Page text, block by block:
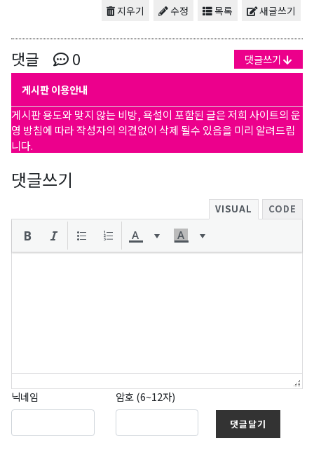
새글쓰기
목록
수정
지우기
댓글 0 댓글쓰기
게시판 이용안내
게시판 용도와 맞지 않는 비방, 욕설이 포함된 글은 저희 사이트의 운
영 방침에 따라 작성자의 의견없이 삭제 될수 있음을 미리 알려드립
니다.
댓글쓰기
VISUAL CODE
닉네임 암호 (6~12자)
댓글달기